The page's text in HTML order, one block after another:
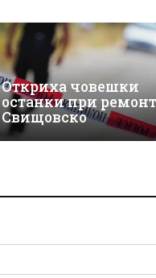
Откриха човешки
останки при
Свищовско